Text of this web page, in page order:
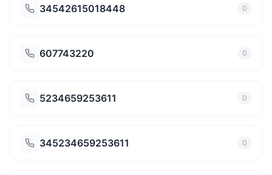
34542615018448 0
607743220 0
5234659253611 0
345234659253611 0